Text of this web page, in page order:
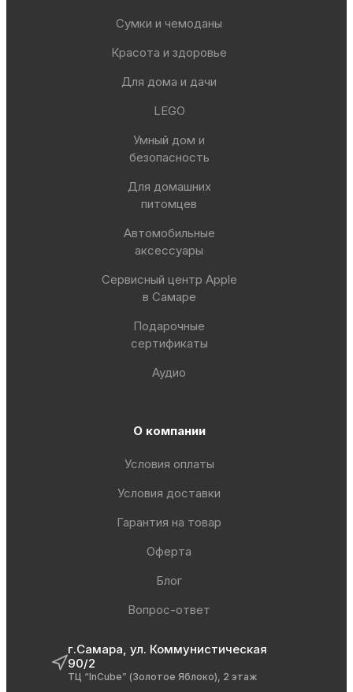
Сумки и чемоданы
Красота и здоровье
Для дома и дачи
LEGO
Умный дом и
безопасность
Для домашних
питомцев
Автомобильные
аксессуары
Сервисный центр Apple
в Самаре
Подарочные
сертификаты
Аудио
О компании
Условия оплаты
Условия доставки
Гарантия на товар
Оферта
Блог
Вопрос-ответ
г.Самара, ул. Коммунистическая
90/2
ТЦ “InCube” (Золотое Яблоко), 2 этаж